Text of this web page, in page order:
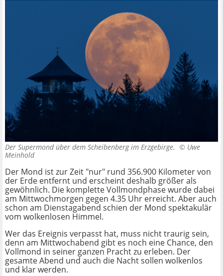
Der Supermond über dem Scheibenberg im Erzgebirge. © Uwe
Meinhold
Der Mond ist zur Zeit "nur" rund 356.900 Kilometer von
der Erde entfernt und erscheint deshalb größer als
gewöhnlich. Die komplette Vollmondphase wurde dabei
am Mittwochmorgen gegen 4.35 Uhr erreicht. Aber auch
schon am Dienstagabend schien der Mond spektakulär
vom wolkenlosen Himmel.
Wer das Ereignis verpasst hat, muss nicht traurig sein,
denn am Mittwochabend gibt es noch eine Chance, den
Vollmond in seiner ganzen Pracht zu erleben. Der
gesamte Abend und auch die Nacht sollen wolkenlos
und klar werden.